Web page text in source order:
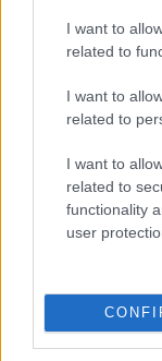
I want to
related to
I want to
related to
I want to
related to
functionality
user
Sharing mobility
scorrette